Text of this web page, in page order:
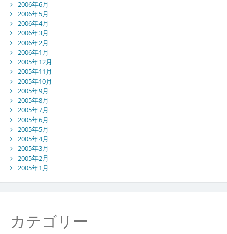
2006年6月
2006年5月
2006年4月
2006年3月
2006年2月
2006年1月
2005年12月
2005年11月
2005年10月
2005年9月
2005年8月
2005年7月
2005年6月
2005年5月
2005年4月
2005年3月
2005年2月
2005年1月
カテゴリー